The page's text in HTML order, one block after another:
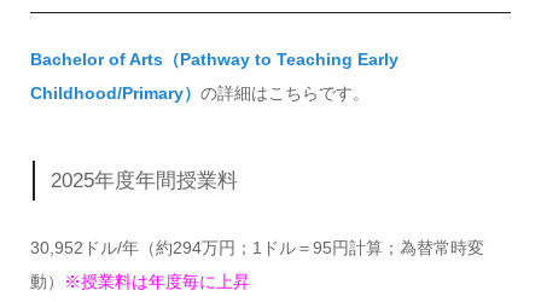
Bachelor of Arts（Pathway to Teaching Early
Childhood/Primary） の詳細はこちらです。
2025年度年間授業料
30,952ドル/年（約294万円；1ドル＝95円計算；為替常時変
動）
※授業料は年度毎に上昇